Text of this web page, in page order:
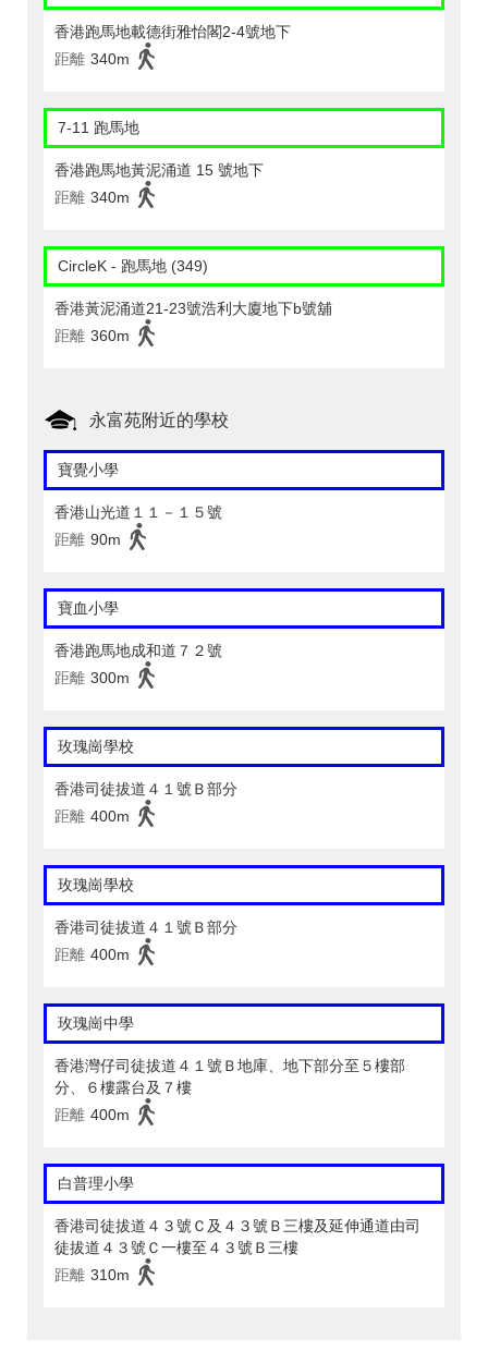
香港跑馬地載德街雅怡閣2-4號地下
距離 340m
7-11 跑馬地
香港跑馬地黃泥涌道 15 號地下
距離 340m
CircleK - 跑馬地 (349)
香港黃泥涌道21-23號浩利大廈地下b號舖
距離 360m
永富苑附近的學校
寶覺小學
香港山光道１１－１５號
距離 90m
寶血小學
香港跑馬地成和道７２號
距離 300m
玫瑰崗學校
香港司徒拔道４１號Ｂ部分
距離 400m
玫瑰崗學校
香港司徒拔道４１號Ｂ部分
距離 400m
玫瑰崗中學
香港灣仔司徒拔道４１號Ｂ地庫、地下部分至５樓部
分、６樓露台及７樓
距離 400m
白普理小學
香港司徒拔道４３號Ｃ及４３號Ｂ三樓及延伸通道由司
徒拔道４３號Ｃ一樓至４３號Ｂ三樓
距離 310m